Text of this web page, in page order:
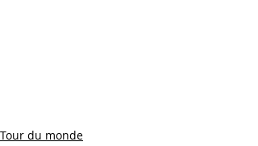
Tour du monde